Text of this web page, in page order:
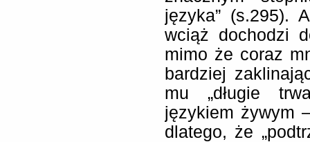
języka” (s.295).
wciąż dochodzi
mimo że coraz
bardziej
mu „długie
językiem żywym
dlatego, że